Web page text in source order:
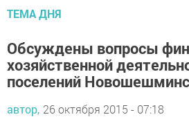
ТЕМА ДНЯ
Обсуждены вопросы
хозяйственной
поселений
автор, 26 октября 2015 - 07:18